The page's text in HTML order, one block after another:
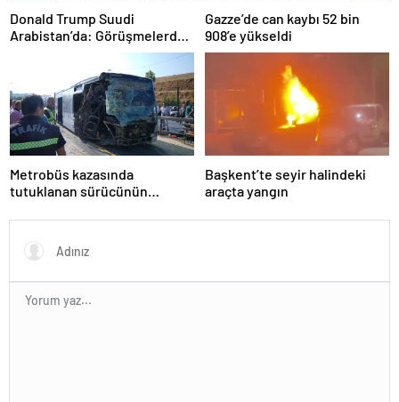
Donald Trump Suudi
Arabistan’da: Görüşmelerde
Gazze’de can kaybı 52 bin
908’e yükseldi
Metrobüs kazasında
tutuklanan sürücünün
Başkent’te seyir halindeki
araçta yangın